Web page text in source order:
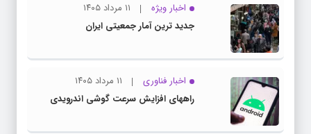
اخبار ویژه
۱۱ مرداد ۱۴۰۵
جدید ترین آمار جمعیتی ایران
اخبار فناوری
۱۱ مرداد ۱۴۰۵
راههای افزایش سرعت گوشی اندرویدی